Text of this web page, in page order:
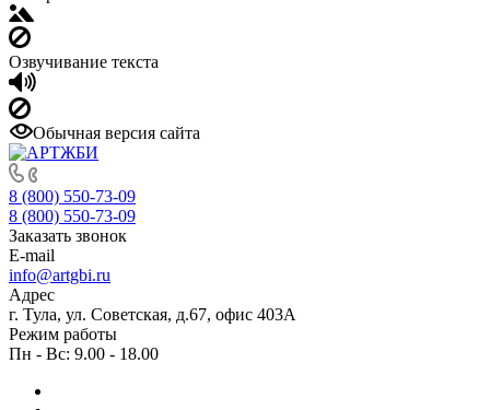
Озвучивание текста
Обычная версия сайта
8 (800) 550-73-09
8 (800) 550-73-09
Заказать звонок
E-mail
info@artgbi.ru
Адрес
г. Тула, ул. Советская, д.67, офис 403А
Режим работы
Пн - Вс: 9.00 - 18.00